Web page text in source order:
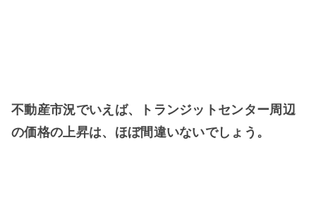
不動産市況でいえば、トランジットセンター周辺
の価格の上昇は、ほぼ間違いないでしょう。